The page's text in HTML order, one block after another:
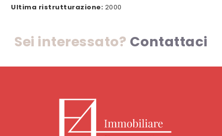
Ultima ristrutturazione: 2000
Sei interessato? Contattaci